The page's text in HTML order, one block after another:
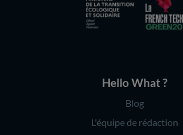
Hello What ?
Blog
L'équipe de rédaction